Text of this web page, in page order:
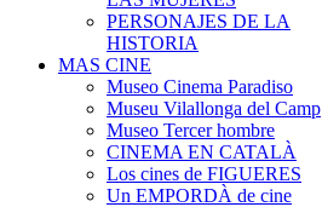
PERSONAJES DE LA
HISTORIA
MAS CINE
Museo Cinema Paradiso
Museu Vilallonga del Camp
Museo Tercer hombre
CINEMA EN CATALÀ
Los cines de FIGUERES
Un EMPORDÀ de cine